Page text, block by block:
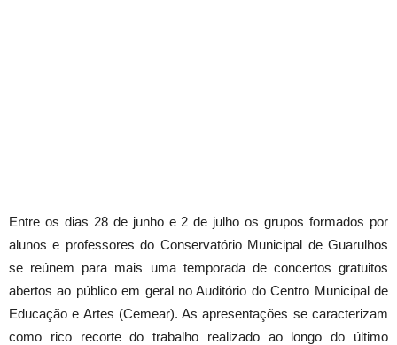
Entre os dias 28 de junho e 2 de julho os grupos formados por
alunos e professores do Conservatório Municipal de Guarulhos
se reúnem para mais uma temporada de concertos gratuitos
abertos ao público em geral no Auditório do Centro Municipal de
Educação e Artes (Cemear). As apresentações se caracterizam
como rico recorte do trabalho realizado ao longo do último